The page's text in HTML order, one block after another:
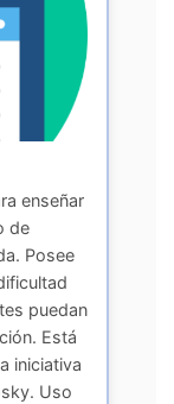
enseñar
de
Posee
puedan
Está
iniciativa
Uso